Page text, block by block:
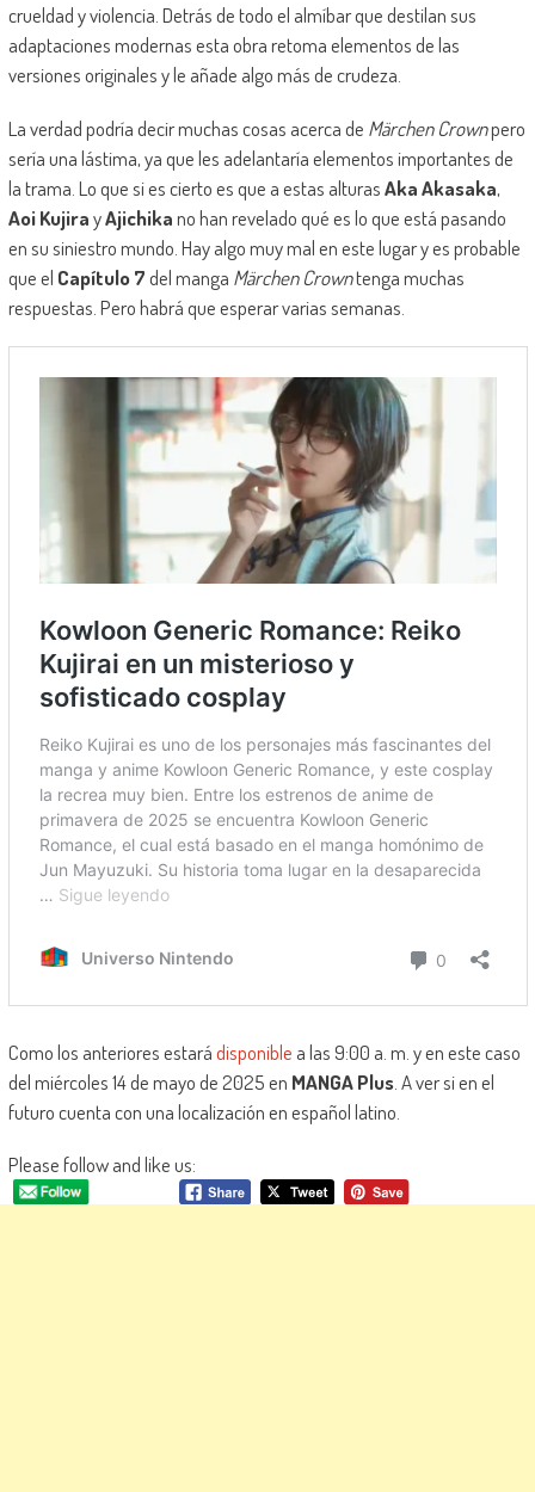
crueldad y violencia. Detrás de todo el almíbar que destilan sus
adaptaciones modernas esta obra retoma elementos de las
versiones originales y le añade algo más de crudeza.
La verdad podría decir muchas cosas acerca de Märchen Crownpero
sería una lástima, ya que les adelantaría elementos importantes de
la trama. Lo que si es cierto es que a estas alturasAka Akasaka,
Aoi KujirayAjichikano han revelado qué es lo que está pasando
en su siniestro mundo. Hay algo muy mal en este lugar y es probable
que el Capítulo 7del manga Märchen Crowntenga muchas
respuestas. Pero habrá que esperar varias semanas.
Como los anteriores estarádisponible a las 9:00 a. m. y en este caso
del miércoles 14 de mayo de 2025 en MANGA Plus. A ver si en el
futuro cuenta con una localización en español latino.
Please follow and like us: